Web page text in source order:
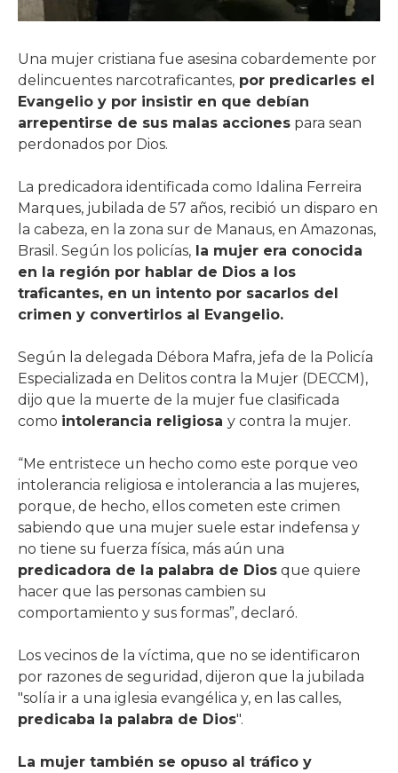
Una mujer cristiana fue asesina cobardemente por
delincuentes narcotraficantes, por predicarles el
Evangelio y por insistir en que debían
arrepentirse de sus malas acciones para sean
perdonados por Dios.
La predicadora identificada como Idalina Ferreira
Marques, jubilada de 57 años, recibió un disparo en
la cabeza, en la zona sur de Manaus, en Amazonas,
Brasil. Según los policías, la mujer era conocida
en la región por hablar de Dios a los
traficantes, en un intento por sacarlos del
crimen y convertirlos al Evangelio.
Según la delegada Débora Mafra, jefa de la Policía
Especializada en Delitos contra la Mujer (DECCM),
dijo que la muerte de la mujer fue clasificada
como intolerancia religiosa y contra la mujer.
“Me entristece un hecho como este porque veo
intolerancia religiosa e intolerancia a las mujeres,
porque, de hecho, ellos cometen este crimen
sabiendo que una mujer suele estar indefensa y
no tiene su fuerza física, más aún una
predicadora de la palabra de Dios que quiere
hacer que las personas cambien su
comportamiento y sus formas”, declaró.
Los vecinos de la víctima, que no se identificaron
por razones de seguridad, dijeron que la jubilada
"solía ir a una iglesia evangélica y, en las calles,
predicaba la palabra de Dios".
La mujer también se opuso al tráfico y